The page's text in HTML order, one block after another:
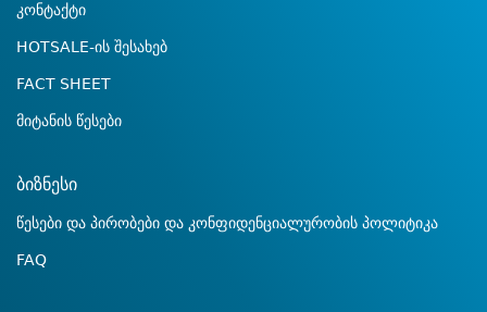
კონტაქტი
HOTSALE-ის შესახებ
FACT SHEET
მიტანის წესები
ბიზნესი
წესები და პირობები და კონფიდენციალურობის პოლიტიკა
FAQ